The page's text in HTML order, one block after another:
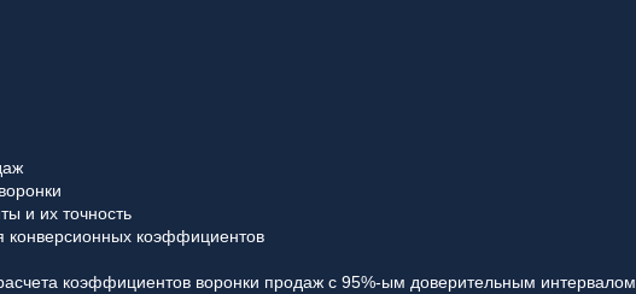
и их точность
коэффициентов
коэффициентов воронки продаж с 95%-ым доверительным интервалом